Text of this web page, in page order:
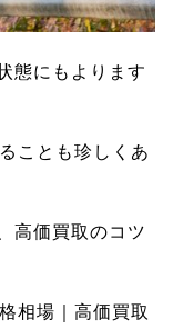
態にもよります
ことも珍しくあ
高価買取のコツ
相場｜高価買取